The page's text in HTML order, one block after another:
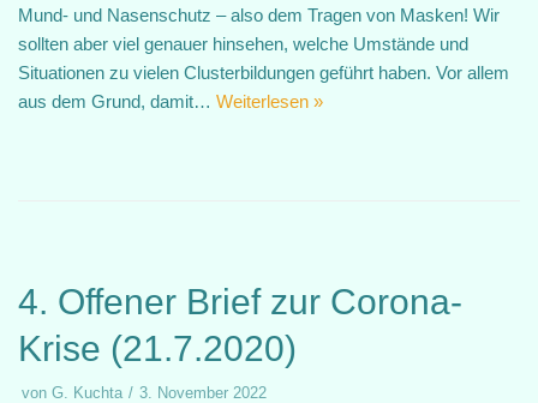
Mund- und Nasenschutz – also dem Tragen von Masken! Wir
sollten aber viel genauer hinsehen, welche Umstände und
Situationen zu vielen Clusterbildungen geführt haben. Vor allem
aus dem Grund, damit… Weiterlesen »
4. Offener Brief zur Corona-
Krise (21.7.2020)
von G. Kuchta 3. November 2022